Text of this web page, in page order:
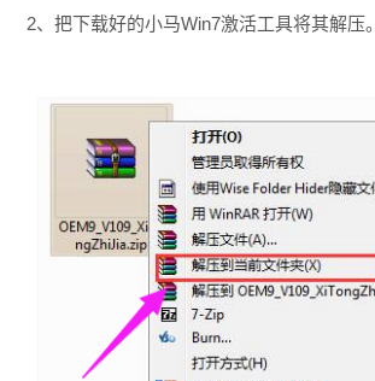
2、把下载好的小马Win7激活工具将其解压。